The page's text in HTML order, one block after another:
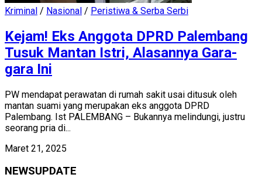
Kriminal / Nasional / Peristiwa & Serba Serbi
Kejam! Eks Anggota DPRD Palembang
Tusuk Mantan Istri, Alasannya Gara-
gara Ini
PW mendapat perawatan di rumah sakit usai ditusuk oleh
mantan suami yang merupakan eks anggota DPRD
Palembang. Ist PALEMBANG – Bukannya melindungi, justru
seorang pria di...
Maret 21, 2025
NEWSUPDATE